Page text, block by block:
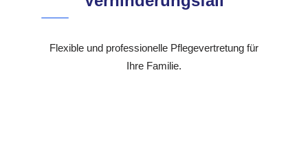
Flexible und professionelle Pflegevertretung für
Ihre Familie.